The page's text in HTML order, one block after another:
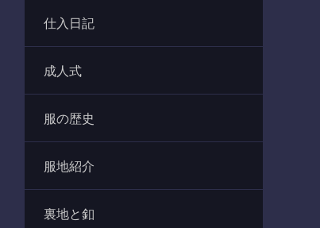
仕入日記
成人式
服の歴史
服地紹介
裏地と釦